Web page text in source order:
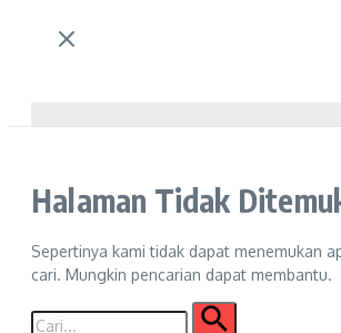
Halaman Tidak
Sepertinya kami tidak dapat menemukan
cari. Mungkin pencarian dapat membantu.
Pencarian